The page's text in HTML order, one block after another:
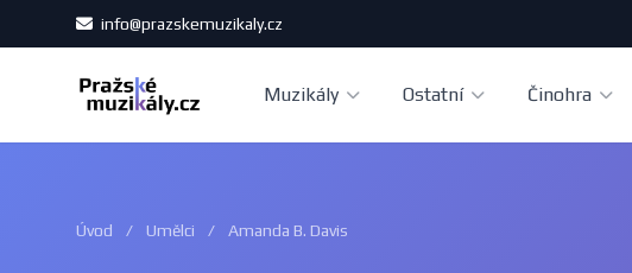
info@prazskemuzikaly.cz
Muzikály Ostatní Činohra
Úvod / Umělci / Amanda B. Davis